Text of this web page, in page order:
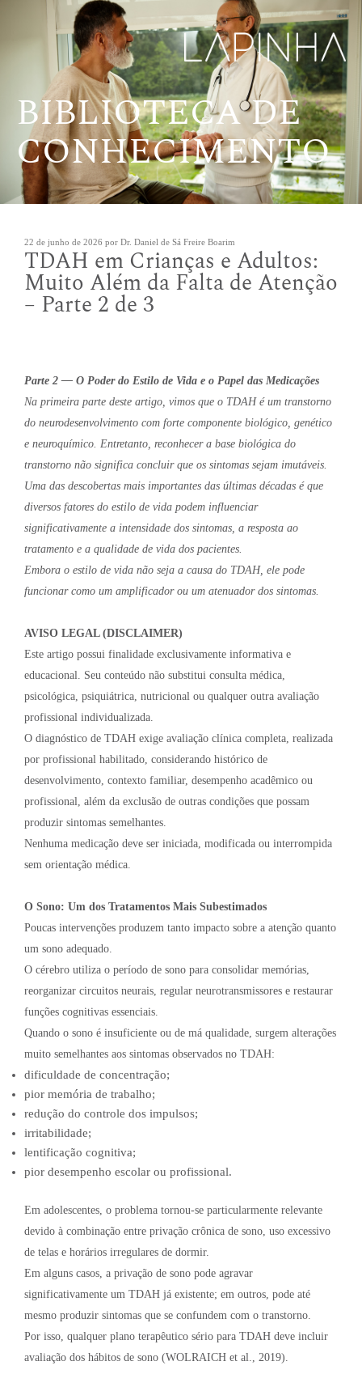
BIBLIOTECA DE
CONHECIMENTO
Publicado
em
22 de junho de 2026 por Dr. Daniel de Sá Freire Boarim
TDAH em Crianças e Adultos:
Muito Além da Falta de Atenção
– Parte 2 de 3
Parte 2 — O Poder do Estilo de Vida e o Papel das Medicações
Na primeira parte deste artigo, vimos que o TDAH é um transtorno
do neurodesenvolvimento com forte componente biológico, genético
e neuroquímico. Entretanto, reconhecer a base biológica do
transtorno não significa concluir que os sintomas sejam imutáveis.
Uma das descobertas mais importantes das últimas décadas é que
diversos fatores do estilo de vida podem influenciar
significativamente a intensidade dos sintomas, a resposta ao
tratamento e a qualidade de vida dos pacientes.
Embora o estilo de vida não seja a causa do TDAH, ele pode
funcionar como um amplificador ou um atenuador dos sintomas.
AVISO LEGAL (DISCLAIMER)
Este artigo possui finalidade exclusivamente informativa e
educacional. Seu conteúdo não substitui consulta médica,
psicológica, psiquiátrica, nutricional ou qualquer outra avaliação
profissional individualizada.
O diagnóstico de TDAH exige avaliação clínica completa, realizada
por profissional habilitado, considerando histórico de
desenvolvimento, contexto familiar, desempenho acadêmico ou
profissional, além da exclusão de outras condições que possam
produzir sintomas semelhantes.
Nenhuma medicação deve ser iniciada, modificada ou interrompida
sem orientação médica.
O Sono: Um dos Tratamentos Mais Subestimados
Poucas intervenções produzem tanto impacto sobre a atenção quanto
um sono adequado.
O cérebro utiliza o período de sono para consolidar memórias,
reorganizar circuitos neurais, regular neurotransmissores e restaurar
funções cognitivas essenciais.
Quando o sono é insuficiente ou de má qualidade, surgem alterações
muito semelhantes aos sintomas observados no TDAH:
dificuldade de concentração;
pior memória de trabalho;
redução do controle dos impulsos;
irritabilidade;
lentificação cognitiva;
pior desempenho escolar ou profissional.
Em adolescentes, o problema tornou-se particularmente relevante
devido à combinação entre privação crônica de sono, uso excessivo
de telas e horários irregulares de dormir.
Em alguns casos, a privação de sono pode agravar
significativamente um TDAH já existente; em outros, pode até
mesmo produzir sintomas que se confundem com o transtorno.
Por isso, qualquer plano terapêutico sério para TDAH deve incluir
avaliação dos hábitos de sono (WOLRAICH et al., 2019).